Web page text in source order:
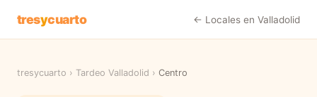
tresycuarto ← Locales en Valladolid
tresycuarto › Tardeo Valladolid › Centro